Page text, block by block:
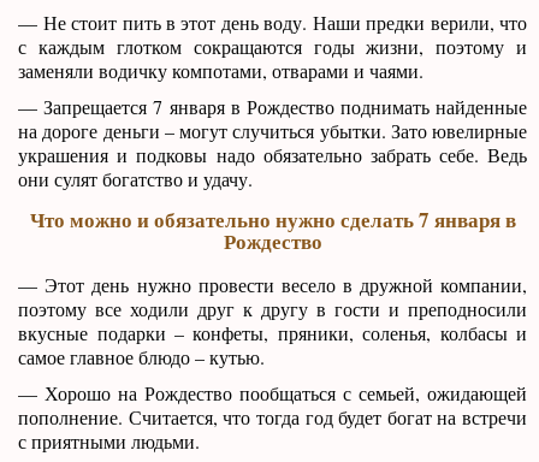
— Не стоит пить в этот день воду. Наши предки верили, что
с каждым глотком сокращаются годы жизни, поэтому и
заменяли водичку компотами, отварами и чаями.
— Запрещается 7 января в Рождество поднимать найденные
на дороге деньги – могут случиться убытки. Зато ювелирные
украшения и подковы надо обязательно забрать себе. Ведь
они сулят богатство и удачу.
Что можно и обязательно нужно сделать 7 января в
Рождество
— Этот день нужно провести весело в дружной компании,
поэтому все ходили друг к другу в гости и преподносили
вкусные подарки – конфеты, пряники, соленья, колбасы и
самое главное блюдо – кутью.
— Хорошо на Рождество пообщаться с семьей, ожидающей
пополнение. Считается, что тогда год будет богат на встречи
с приятными людьми.